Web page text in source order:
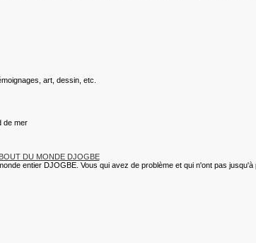
art, dessin, etc.
de mer
DU MONDE DJOGBE
entier DJOGBE. Vous qui avez de problème et qui n'ont pas